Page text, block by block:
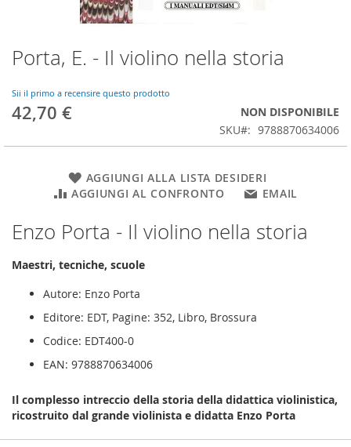
Vai
all'inizio
galleria
di
Porta, E. - Il violino nella storia
Sii il primo a recensire questo prodotto
42,70 €
NON DISPONIBILE
SKU
9788870634006
AGGIUNGI ALLA LISTA DESIDERI
AGGIUNGI AL CONFRONTO
EMAIL
Enzo Porta - Il violino nella storia
Maestri, tecniche, scuole
Autore: Enzo Porta
Editore: EDT, Pagine: 352, Libro, Brossura
Codice: EDT400-0
EAN: 9788870634006
Il complesso intreccio della storia della didattica violinistica,
ricostruito dal grande violinista e didatta Enzo Porta